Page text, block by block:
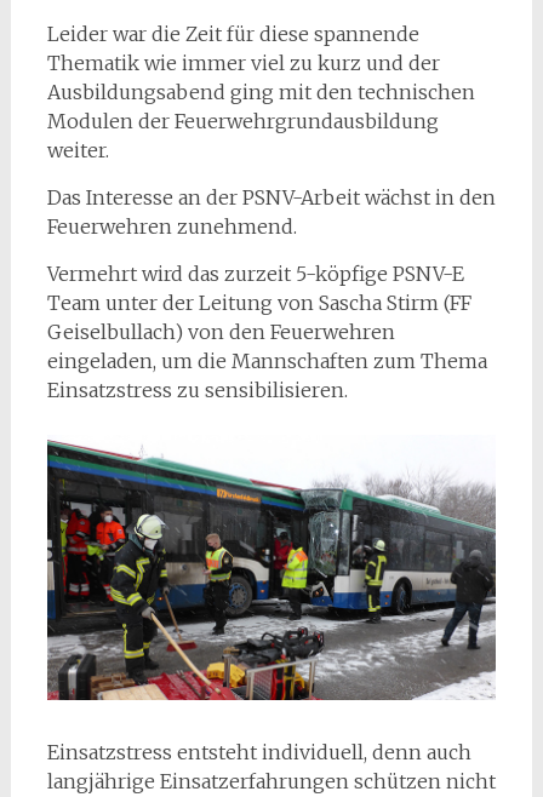
Leider war die Zeit für diese spannende
Thematik wie immer viel zu kurz und der
Ausbildungsabend ging mit den technischen
Modulen der Feuerwehrgrundausbildung
weiter.
Das Interesse an der PSNV-Arbeit wächst in den
Feuerwehren zunehmend.
Vermehrt wird das zurzeit 5-köpfige PSNV-E
Team unter der Leitung von Sascha Stirm (FF
Geiselbullach) von den Feuerwehren
eingeladen, um die Mannschaften zum Thema
Einsatzstress zu sensibilisieren.
Einsatzstress entsteht individuell, denn auch
langjährige Einsatzerfahrungen schützen nicht